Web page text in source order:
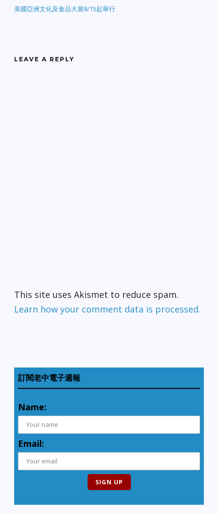
美國亞洲文化及食品大展8/15起舉行
LEAVE A REPLY
This site uses Akismet to reduce spam.
Learn how your comment data is processed.
訂閱老中電子週報
Name:
Email: